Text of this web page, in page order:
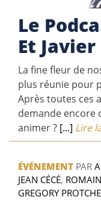
Le
Et
La fine fleur de
plus réunie pour
Après toutes ces
demande encore
animer ? [...] Lire
ÉVÉNEMENT PAR
JEAN CÉCÉ,
GREGORY PROTCHE